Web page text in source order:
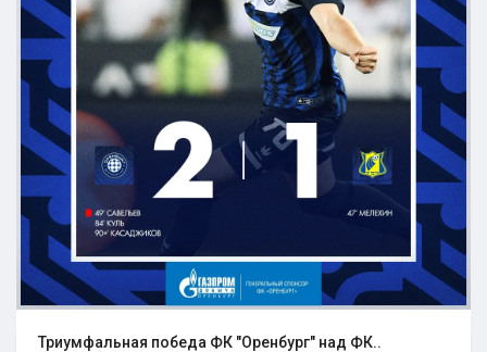
Триумфальная победа ФК "Оренбург" над ФК..